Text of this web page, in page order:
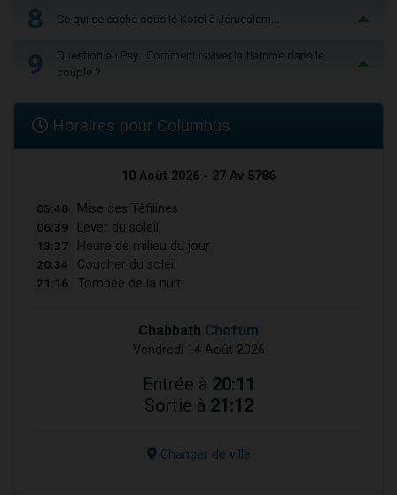
8 Ce qui se cache sous le Kotel à Jérusalem...
9
Question au Psy : Comment raviver la flamme dans le
couple ?
Horaires pour Columbus
10 Août 2026 - 27 Av 5786
05:40 Mise des Téfilines
06:39 Lever du soleil
13:37 Heure de milieu du jour
20:34 Coucher du soleil
21:16 Tombée de la nuit
Chabbath Choftim
Vendredi 14 Août 2026
Entrée à 20:11
Sortie à 21:12
Changer de ville